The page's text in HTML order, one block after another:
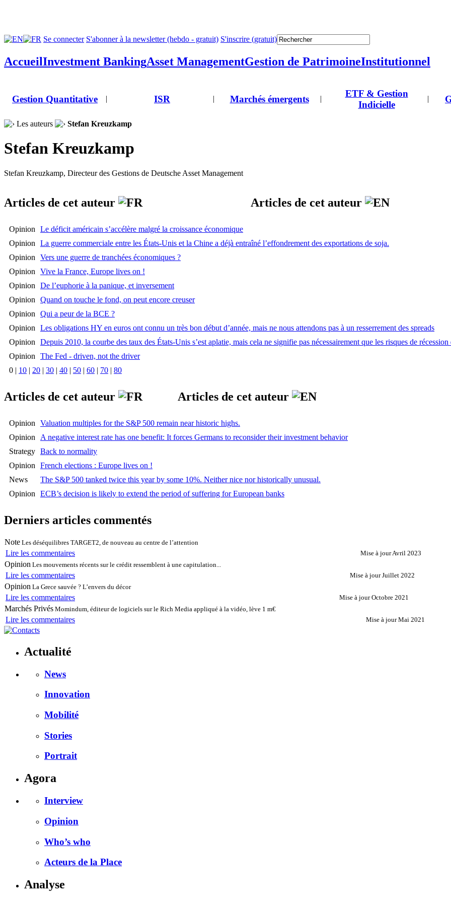
Se connecter S'abonner à la newsletter (hebdo - gratuit) S'inscrire (gratuit)
AccueilInvestment BankingAsset ManagementGestion de PatrimoineInstitutionnel
Gestion Quantitative | ISR | Marchés émergents |
ETF & Gestion
Indicielle
|
Les auteurs Stefan Kreuzkamp
Stefan Kreuzkamp
Stefan Kreuzkamp, Directeur des Gestions de Deutsche Asset Management
Articles de cet auteur Articles de cet auteur
Opinion
Le déficit américain s’accélère malgré la croissance économique
Opinion
La guerre commerciale entre les États-Unis et la Chine a déjà entraîné l’effondrement des exportations de soja.
Opinion
Vers une guerre de tranchées économiques ?
Opinion
Vive la France, Europe lives on !
Opinion
De l’euphorie à la panique, et inversement
Opinion
Quand on touche le fond, on peut encore creuser
Opinion
Qui a peur de la BCE ?
Opinion
Les obligations HY en euros ont connu un très bon début d’année, mais ne nous attendons pas à un resserrement des spreads
Opinion
Depuis 2010, la courbe des taux des États-Unis s’est aplatie, mais cela ne signifie pas nécessairement que les risques de
Opinion
The Fed - driven, not the driver
0 | 10 | 20 | 30 | 40 | 50 | 60 | 70 | 80
Articles de cet auteur Articles de cet auteur
Opinion
Valuation multiples for the S&P 500 remain near historic highs.
Opinion
A negative interest rate has one benefit: It forces Germans to reconsider their investment behavior
Strategy Back to normality
Opinion
French elections : Europe lives on !
News
The S&P 500 tanked twice this year by some 10%. Neither nice nor historically unusual.
Opinion
ECB’s decision is likely to extend the period of suffering for European banks
Derniers articles commentés
Note Les déséquilibres TARGET2, de nouveau au centre de l’attention
Lire les commentaires Mise à jour Avril 2023
Opinion Les mouvements récents sur le crédit ressemblent à une capitulation...
Lire les commentaires Mise à jour Juillet 2022
Opinion La Grece sauvée ? L’envers du décor
Lire les commentaires Mise à jour Octobre 2021
Marchés Privés Momindum, éditeur de logiciels sur le Rich Media appliqué à la vidéo, lève 1 m€
Lire les commentaires Mise à jour Mai 2021
Actualité
News
Innovation
Mobilité
Stories
Portrait
Agora
Interview
Opinion
Who’s who
Acteurs de la Place
Analyse